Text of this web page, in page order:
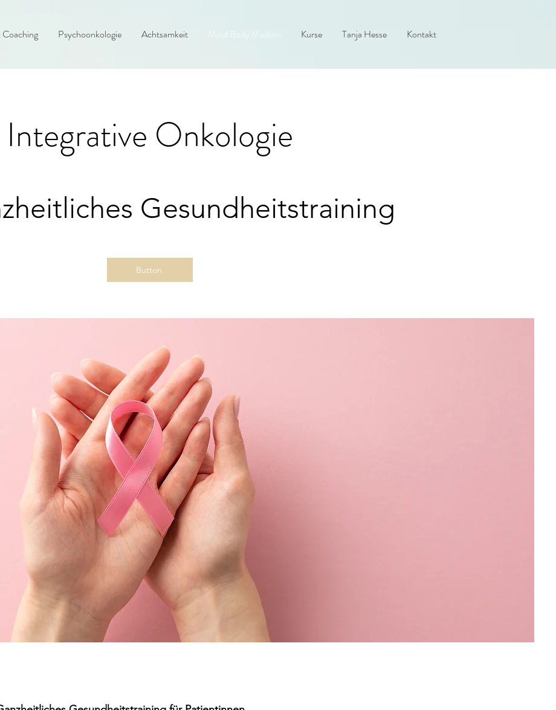
Psychoonkologie Achtsamkeit Mind Body Medizin Kurse Tanja Hesse Kontakt
Integrative Onkologie
Gesundheitstraining
Button